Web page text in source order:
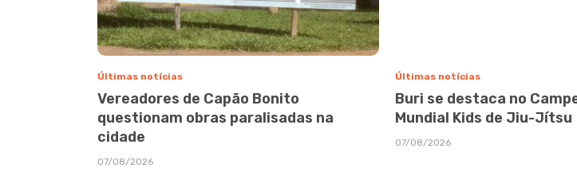
Últimas notícias
Vereadores de Capão Bonito
questionam obras paralisadas na
cidade
07/08/2026
Últimas notícias
Buri se destaca no
Mundial Kids de Jiu-Jítsu
07/08/2026